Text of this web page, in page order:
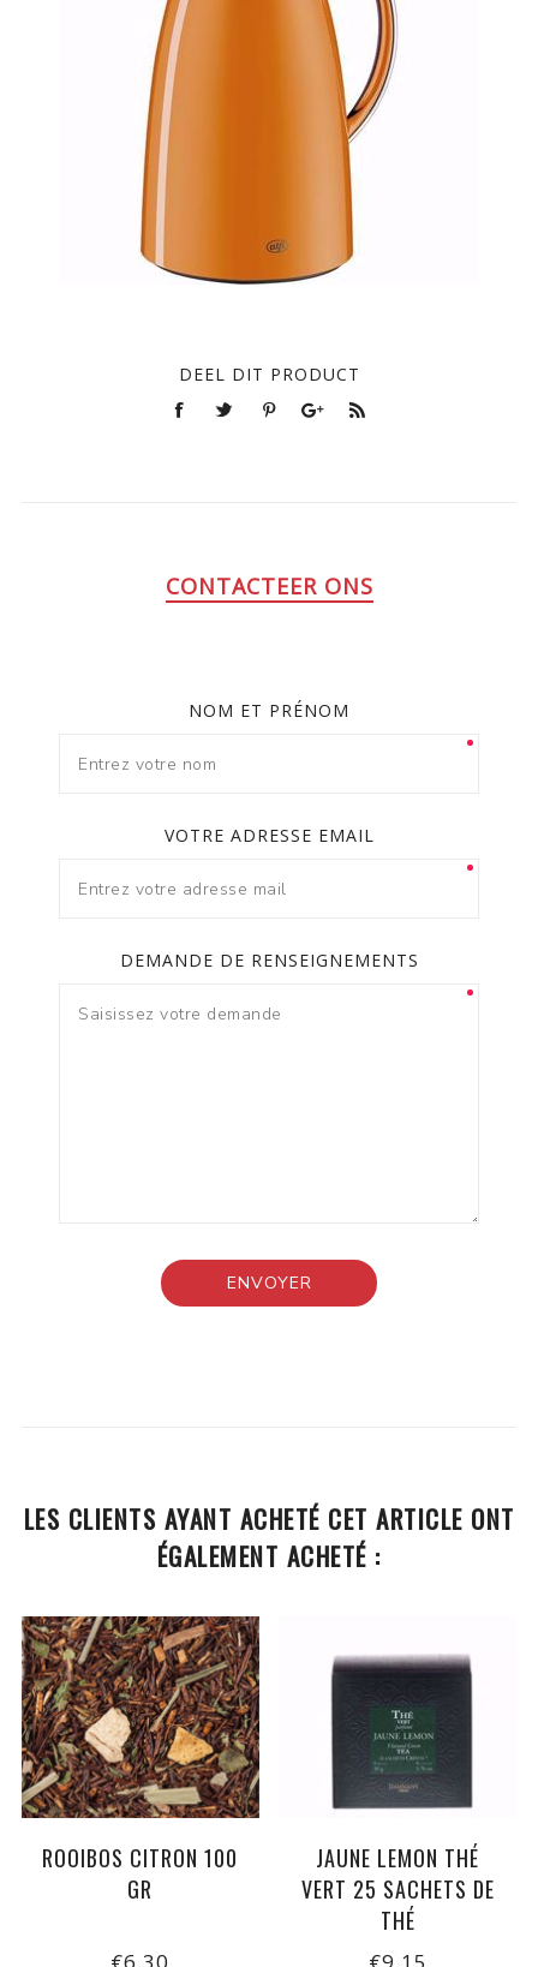
DEEL DIT PRODUCT
CONTACTEER ONS
NOM ET PRÉNOM
VOTRE ADRESSE EMAIL
DEMANDE DE RENSEIGNEMENTS
LES CLIENTS AYANT ACHETÉ CET ARTICLE ONT
ÉGALEMENT ACHETÉ :
ROOIBOS CITRON 100
GR
JAUNE LEMON THÉ
VERT 25 SACHETS DE
THÉ